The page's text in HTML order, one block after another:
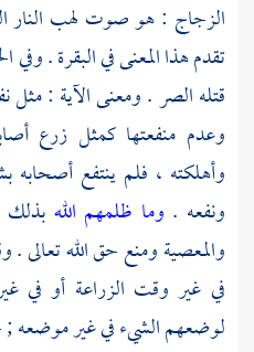
الزجاج : هو صوت لهب النار
تقدم هذا المعنى في البقرة .
قتله الصر . ومعنى الآية : مثل
وعدم منفعتها كمثل زرع
وأهلكته ، فلم ينتفع أصحابه
ونفعه . وما ظلمهم الله بذلك
والمعصية ومنع حق الله تعالى
في غير وقت الزراعة أو في
لوضعهم الشيء في غير موضعه